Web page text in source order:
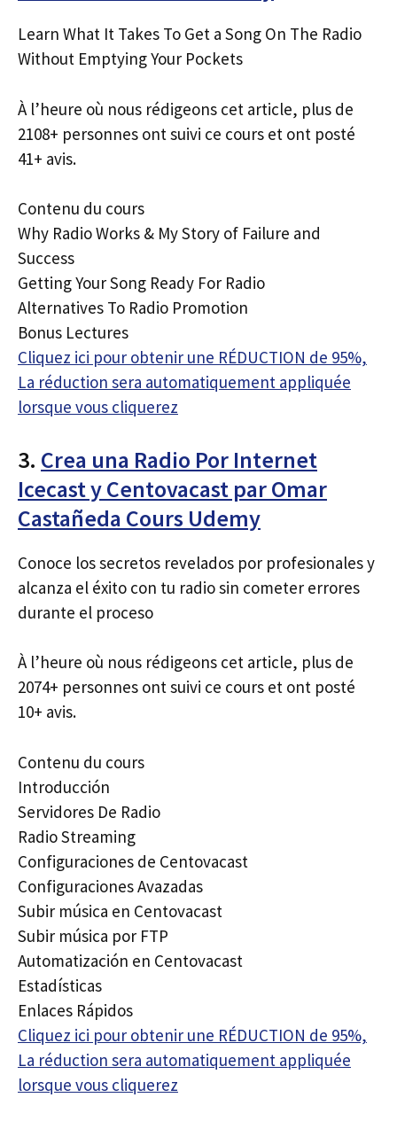
Learn What It Takes To Get a Song On The Radio
Without Emptying Your Pockets
À l’heure où nous rédigeons cet article, plus de
2108+ personnes ont suivi ce cours et ont posté
41+ avis.
Contenu du cours
Why Radio Works & My Story of Failure and
Success
Getting Your Song Ready For Radio
Alternatives To Radio Promotion
Bonus Lectures
Cliquez ici pour obtenir une RÉDUCTION de 95%,
La réduction sera automatiquement appliquée
lorsque vous cliquerez
3. Crea una Radio Por Internet
Icecast y Centovacast par Omar
Castañeda Cours Udemy
Conoce los secretos revelados por profesionales y
alcanza el éxito con tu radio sin cometer errores
durante el proceso
À l’heure où nous rédigeons cet article, plus de
2074+ personnes ont suivi ce cours et ont posté
10+ avis.
Contenu du cours
Introducción
Servidores De Radio
Radio Streaming
Configuraciones de Centovacast
Configuraciones Avazadas
Subir música en Centovacast
Subir música por FTP
Automatización en Centovacast
Estadísticas
Enlaces Rápidos
Cliquez ici pour obtenir une RÉDUCTION de 95%,
La réduction sera automatiquement appliquée
lorsque vous cliquerez